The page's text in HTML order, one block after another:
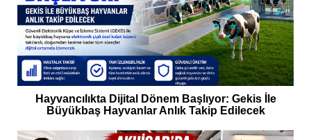
Hayvancılıkta Dijital Dönem Başlıyor: Gekis İle
Büyükbaş Hayvanlar Anlık Takip Edilecek